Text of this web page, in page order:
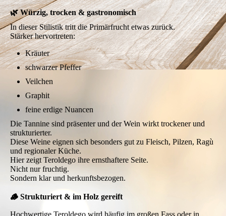
🌿 Würzig, trocken & gastronomisch
In dieser Stilistik tritt die Primärfrucht etwas zurück.
Stärker hervortreten:
Kräuter
schwarzer Pfeffer
Veilchen
Graphit
feine erdige Nuancen
Die Tannine sind präsenter und der Wein wirkt trockener und
strukturierter.
Diese Weine eignen sich besonders gut zu Fleisch, Pilzen, Ragù
und regionaler Küche.
Hier zeigt Teroldego ihre ernsthaftere Seite.
Nicht nur fruchtig.
Sondern klar und herkunftsbezogen.
🪵 Strukturiert & im Holz gereift